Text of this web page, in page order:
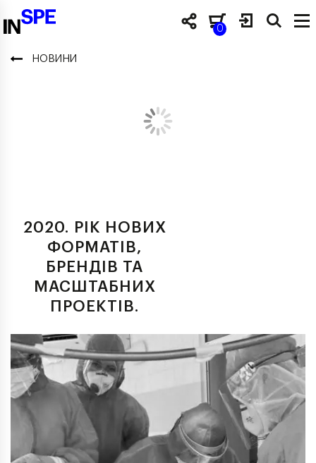
0
НОВИНИ
2020. РІК НОВИХ
ФОРМАТІВ,
БРЕНДІВ ТА
МАСШТАБНИХ
ПРОЕКТІВ.